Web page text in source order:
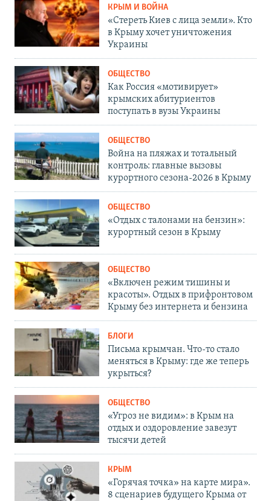
КРЫМ И ВОЙНА
«Стереть Киев с лица земли». Кто
в Крыму хочет уничтожения
Украины
ОБЩЕСТВО
Как Россия «мотивирует»
крымских абитуриентов
поступать в вузы Украины
ОБЩЕСТВО
Война на пляжах и тотальный
контроль: главные вызовы
курортного сезона-2026 в Крыму
ОБЩЕСТВО
«Отдых с талонами на бензин»:
курортный сезон в Крыму
ОБЩЕСТВО
«Включен режим тишины и
красоты». Отдых в прифронтовом
Крыму без интернета и бензина
БЛОГИ
Письма крымчан. Что-то стало
меняться в Крыму: где же теперь
укрыться?
ОБЩЕСТВО
«Угроз не видим»: в Крым на
отдых и оздоровление завезут
тысячи детей
КРЫМ
«Горячая точка» на карте мира».
8 сценариев будущего Крыма от